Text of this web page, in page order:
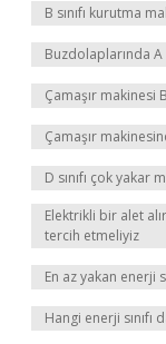
B sınıfı kurutma
Buzdolaplarında A
Çamaşır makinesi
Çamaşır
D sınıfı çok yakar
Elektrikli bir alet
tercih etmeliyiz
En az yakan enerji
Hangi enerji sınıfı